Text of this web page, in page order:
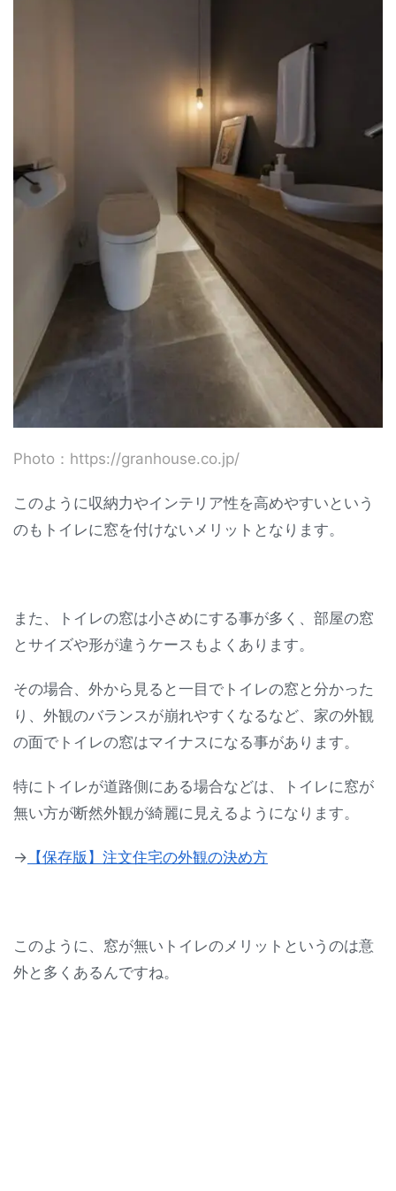
Photo：https://granhouse.co.jp/
このように収納力やインテリア性を高めやすいという
のもトイレに窓を付けないメリットとなります。
また、トイレの窓は小さめにする事が多く、部屋の窓
とサイズや形が違うケースもよくあります。
その場合、外から見ると一目でトイレの窓と分かった
り、外観のバランスが崩れやすくなるなど、家の外観
の面でトイレの窓はマイナスになる事があります。
特にトイレが道路側にある場合などは、トイレに窓が
無い方が断然外観が綺麗に見えるようになります。
→ 【保存版】注文住宅の外観の決め方
このように、窓が無いトイレのメリットというのは意
外と多くあるんですね。